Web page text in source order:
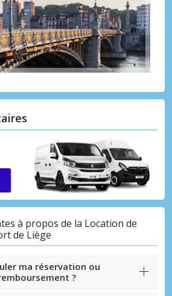
à propos de la Location de
de Liège
ma réservation ou
?